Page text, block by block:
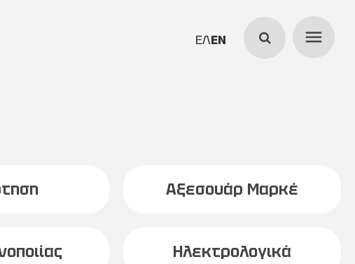
menu
ΕΛΛΗΝΙΚΆ
ENGLISH
search
Αξεσουάρ Μαρκέ
Ηλεκτρολογικά